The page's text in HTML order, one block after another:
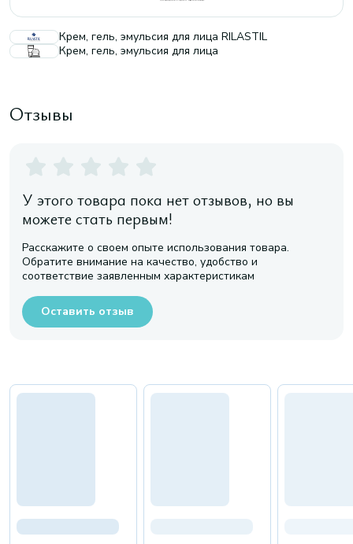
Крем, гель, эмульсия для лица RILASTIL
Крем, гель, эмульсия для лица
Отзывы
У этого товара пока нет отзывов, но вы
можете стать первым!
Расскажите о своем опыте использования товара.
Обратите внимание на качество, удобство и
соответствие заявленным характеристикам
Оставить отзыв